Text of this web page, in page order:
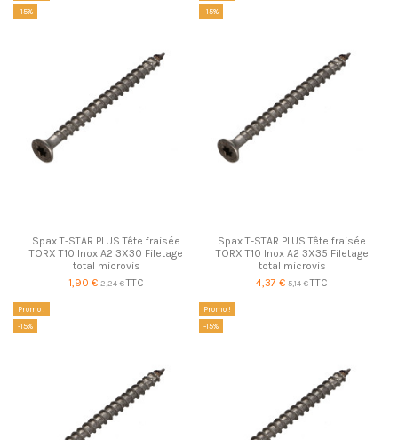
-15%
Spax T-STAR PLUS Tête fraisée
TORX T10 Inox A2 3X30 Filetage
total microvis
1,90 € 2,24 €TTC
-15%
Spax T-STAR PLUS Tête fraisée
TORX T10 Inox A2 3X35 Filetage
total microvis
4,37 € 5,14 €TTC
Promo !
-15%
Promo !
-15%